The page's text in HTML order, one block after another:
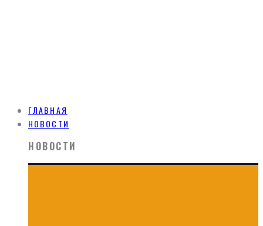
ГЛАВНАЯ
НОВОСТИ
НОВОСТИ